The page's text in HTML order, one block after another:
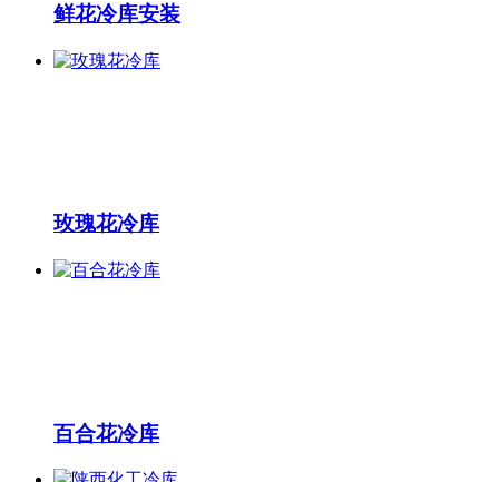
鲜花冷库安装
玫瑰花冷库
百合花冷库